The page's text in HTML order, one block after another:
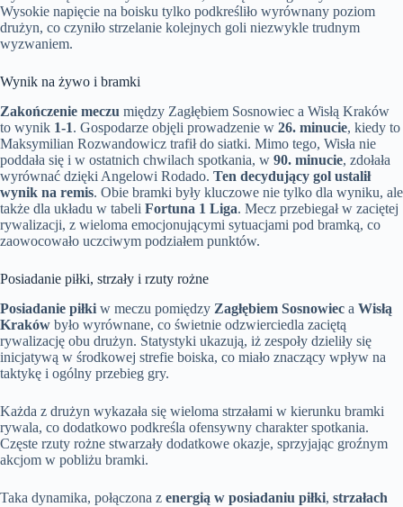
Wysokie napięcie na boisku tylko podkreśliło wyrównany poziom
drużyn, co czyniło strzelanie kolejnych goli niezwykle trudnym
wyzwaniem.
Wynik na żywo i bramki
Zakończenie meczu między Zagłębiem Sosnowiec a Wisłą Kraków
to wynik 1-1. Gospodarze objęli prowadzenie w 26. minucie, kiedy to
Maksymilian Rozwandowicz trafił do siatki. Mimo tego, Wisła nie
poddała się i w ostatnich chwilach spotkania, w 90. minucie, zdołała
wyrównać dzięki Angelowi Rodado. Ten decydujący gol ustalił
wynik na remis. Obie bramki były kluczowe nie tylko dla wyniku, ale
także dla układu w tabeli Fortuna 1 Liga. Mecz przebiegał w zaciętej
rywalizacji, z wieloma emocjonującymi sytuacjami pod bramką, co
zaowocowało uczciwym podziałem punktów.
Posiadanie piłki, strzały i rzuty rożne
Posiadanie piłki w meczu pomiędzy Zagłębiem Sosnowiec a Wisłą
Kraków było wyrównane, co świetnie odzwierciedla zaciętą
rywalizację obu drużyn. Statystyki ukazują, iż zespoły dzieliły się
inicjatywą w środkowej strefie boiska, co miało znaczący wpływ na
taktykę i ogólny przebieg gry.
Każda z drużyn wykazała się wieloma strzałami w kierunku bramki
rywala, co dodatkowo podkreśla ofensywny charakter spotkania.
Częste rzuty rożne stwarzały dodatkowe okazje, sprzyjając groźnym
akcjom w pobliżu bramki.
Taka dynamika, połączona z energią w posiadaniu piłki, strzałach